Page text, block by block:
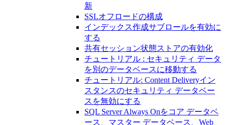
新
SSLオフロードの構成
インデックス作成サブロールを有効に
する
共有セッション状態ストアの有効化
チュートリアル : セキュリティ データ
を別のデータベースに移動する
チュートリアル: Content Deliveryイン
スタンスのセキュリティ データベー
スを無効にする
SQL Server Always Onをコア データベ
ース、マスター データベース、Web